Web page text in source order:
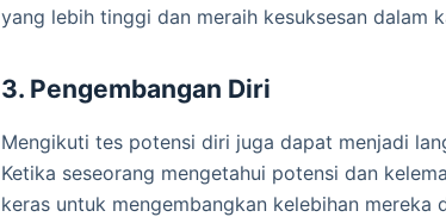
yang lebih tinggi dan meraih kesuksesan dalam
3. Pengembangan Diri
Mengikuti tes potensi diri juga dapat menjadi
Ketika seseorang mengetahui potensi dan
keras untuk mengembangkan kelebihan mereka